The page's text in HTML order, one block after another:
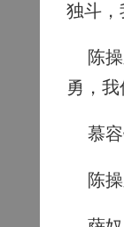
独斗，
陈操
勇，我
慕容
陈操